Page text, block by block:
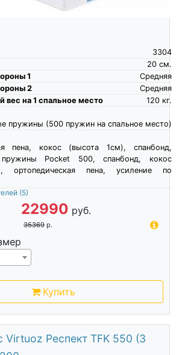
3304
см.
20
1
Средняя
2
Средняя
вес на 1 спальное место
кг.
120
пружины (500 пружин на спальное место)
пена, кокос (высота 1см), спанбонд,
пружины Pocket 500, спанбонд, кокос
ортопедическая пена, усиление по
(5)
22990 руб.
35369 р.
Купить
Virtuoz Респект TFK 550 (3